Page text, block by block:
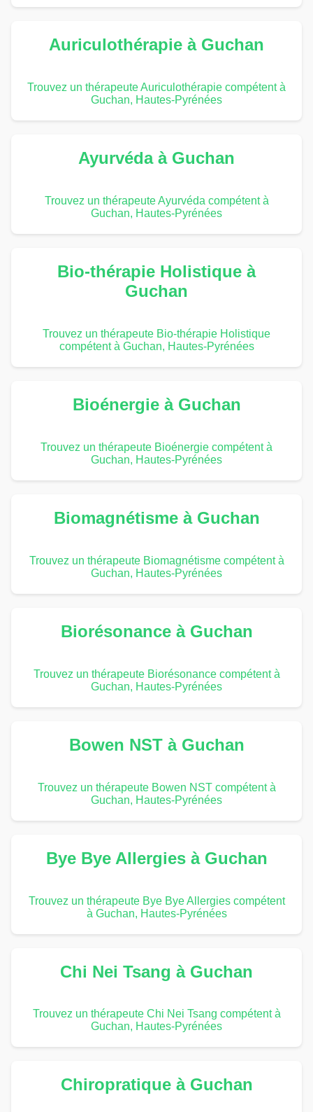
Auriculothérapie à Guchan
Trouvez un thérapeute Auriculothérapie compétent à
Guchan, Hautes-Pyrénées
Ayurvéda à Guchan
Trouvez un thérapeute Ayurvéda compétent à
Guchan, Hautes-Pyrénées
Bio-thérapie Holistique à
Guchan
Trouvez un thérapeute Bio-thérapie Holistique
compétent à Guchan, Hautes-Pyrénées
Bioénergie à Guchan
Trouvez un thérapeute Bioénergie compétent à
Guchan, Hautes-Pyrénées
Biomagnétisme à Guchan
Trouvez un thérapeute Biomagnétisme compétent à
Guchan, Hautes-Pyrénées
Biorésonance à Guchan
Trouvez un thérapeute Biorésonance compétent à
Guchan, Hautes-Pyrénées
Bowen NST à Guchan
Trouvez un thérapeute Bowen NST compétent à
Guchan, Hautes-Pyrénées
Bye Bye Allergies à Guchan
Trouvez un thérapeute Bye Bye Allergies compétent
à Guchan, Hautes-Pyrénées
Chi Nei Tsang à Guchan
Trouvez un thérapeute Chi Nei Tsang compétent à
Guchan, Hautes-Pyrénées
Chiropratique à Guchan